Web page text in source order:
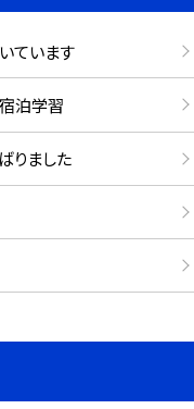
ています
泊学習
ました